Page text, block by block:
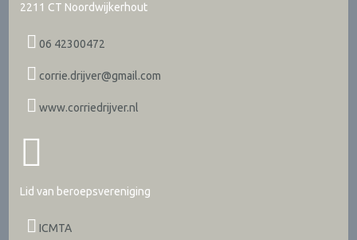
2211 CT Noordwijkerhout
06 42300472
corrie.drijver@gmail.com
www.corriedrijver.nl
Lid van beroepsvereniging
ICMTA